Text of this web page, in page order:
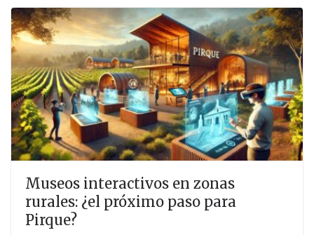
Museos interactivos en zonas
rurales: ¿el próximo paso para
Pirque?